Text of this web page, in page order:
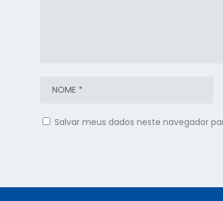
Salvar meus dados neste navegador